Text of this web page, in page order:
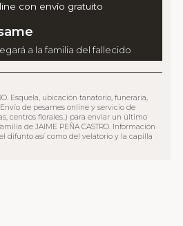
con envío gratuito
a la familia del fallecido
Esquela, ubicación tanatorio, funeraria,
de pesames online y servicio de
centros florales..) para enviar un último
de JAIME PEÑA CASTRO. Información
difunto así como del velatorio y la capilla